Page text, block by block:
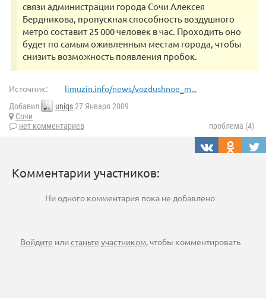
связи администрации города Сочи Алексея
Бердникова, пропускная способность воздушного
метро составит 25 000 человек в час. Проходить оно
будет по самым оживленным местам города, чтобы
снизить возможность появления пробок.
Источник: limuzin.info/news/vozdushnoe_m...
Добавил uniqs27 Января 2009
Сочи
нет комментариев
проблема (4)
Комментарии участников:
Ни одного комментария пока не добавлено
Войдите илистаньте участником, чтобы комментировать